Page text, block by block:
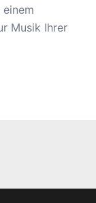
Musik Ihrer